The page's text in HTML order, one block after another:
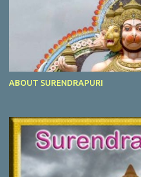
ABOUT SURENDRAPURI